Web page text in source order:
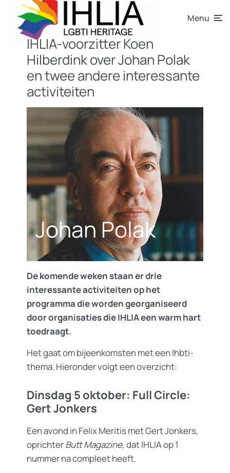
Menu
IHLIA-voorzitter Koen
Hilberdink over Johan Polak
en twee andere interessante
activiteiten
Johan Polak
De komende weken staan er drie
interessante activiteiten op het
programma die worden georganiseerd
door organisaties die IHLIA een warm hart
toedraagt.
Het gaat om bijeenkomsten met een lhbti-
thema. Hieronder volgt een overzicht:
Dinsdag 5 oktober: Full Circle:
Gert Jonkers
Een avond in Felix Meritis met Gert Jonkers,
oprichterButt Magazine, dat IHLIA op 1
nummer na compleet heeft.